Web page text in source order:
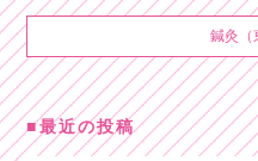
鍼灸（
最近の投稿